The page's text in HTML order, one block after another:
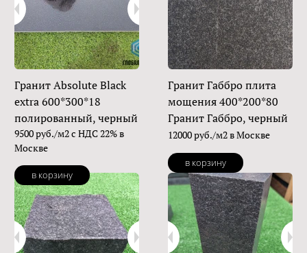
Гранит Absolute Black
extra 600*300*18
полированный, черный
9500 руб./м2 с НДС 22% в
Москве
в корзину
Гранит Габбро плита
мощения 400*200*80
Гранит Габбро, черный
12000 руб./м2 в Москве
в корзину